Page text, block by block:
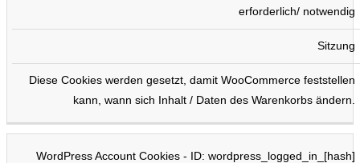
erforderlich/ notwendig
Sitzung
Diese Cookies werden gesetzt, damit WooCommerce feststellen
kann, wann sich Inhalt / Daten des Warenkorbs ändern.
WordPress Account Cookies - ID: wordpress_logged_in_[hash]